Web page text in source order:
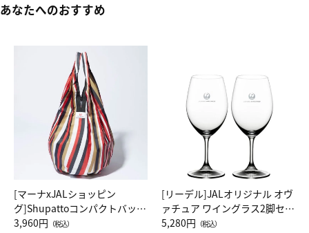
あなたへのおすすめ
[マーナxJALショッピン
グ]Shupattoコンパクトバッグ
Drop JAL客室乗務員（LC）ス
3,960円 （税込）
[リーデル]JALオリジナル オヴ
ァチュア ワイングラス2脚セッ
ト（レッドワイン）
5,280円 （税込）